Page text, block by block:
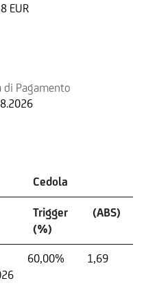
EUR
di Pagamento
Cedola
Trigger
(%)
(ABS)
60,00% 1,69